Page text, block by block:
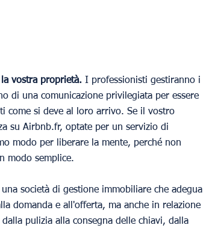
vostra proprietà. I professionisti gestiranno i
di una comunicazione privilegiata per essere
come si deve al loro arrivo. Se il vostro
su Airbnb.fr, optate per un servizio di
modo per liberare la mente, perché non
modo semplice.
società di gestione immobiliare che adegua
domanda e all'offerta, ma anche in relazione
pulizia alla consegna delle chiavi, dalla